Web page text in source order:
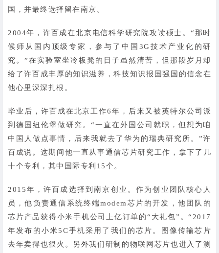
国，并最终选择留在南京。
2004年，许百成在北京电信科学研究院攻读硕士。“那时
候师从国内顶级专家，参与了中国3G技术产业化的研
究。”在实验室坐冷板凳的日子虽然清苦，但那段岁月却
给了许百成丰厚的知识滋养，科技知识报国强国的信念在
他心里深深扎根。
毕业后，许百成在北京工作6年，后来又被英特尔公司派
到德国纽伦堡做研究。“一直在外国公司就职，但想为咱
中国人做点事情，后来我就去了华为的瑞典研究所。”许
百成说。这期间他一直从事通信芯片研究工作，拿下了几
十个专利，其中国际专利15个。
2015年，许百成选择到南京创业。作为创业团队核心人
员，他负责通信系统终端modem芯片的开发，他团队的
芯片产品获得小米手机公司上亿订单的“大礼包”。“2017
年发布的小米5C手机采用了我们的芯片。图像传输芯片
去年卖得也很火。另外我们研制的物联网芯片也进入了测